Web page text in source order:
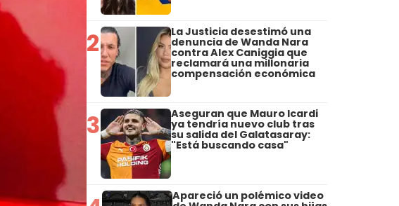
2 La Justicia desestimó una
denuncia de Wanda Nara
contra Alex Caniggia que
reclamará una millonaria
compensación económica
3 Aseguran que Mauro Icardi
ya tendría nuevo club tras
su salida del Galatasaray:
"Está buscando casa"
Apareció un polémico video